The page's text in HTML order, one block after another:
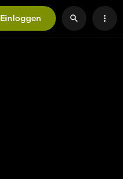
Einloggen